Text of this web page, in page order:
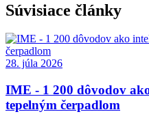
Súvisiace články
28. júla 2026
IME - 1 200 dôvodov
tepelným čerpadlom